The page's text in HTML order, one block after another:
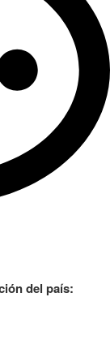
del país: